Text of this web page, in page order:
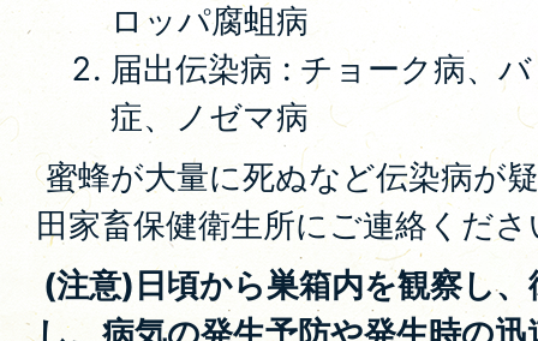
ロッパ腐蛆病
届出伝染病 : チョーク病、
症、ノゼマ病
蜜蜂が大量に死ぬなど伝染病が
田家畜保健衛生所にご連絡くださ
(注意)日頃から巣箱内を観察し